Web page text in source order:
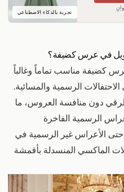
تجربة بالذكاء الاصطناعي
في عرس كضيفة؟
كضيفة مناسب تماماً وغالباً
الرسمية والمسائية.
دون منافسة العروس، ما
الرسمية الفاخرة
الأعراس غير الرسمية في
الماكسي المنسدلة بأقمشة